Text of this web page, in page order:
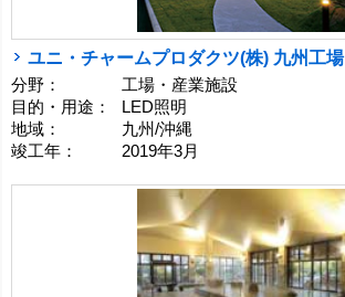
ユニ・チャームプロダクツ(株) 九州工場
分野：
工場・産業施設
目的・用途：
LED照明
地域：
九州/沖縄
竣工年：
2019年3月